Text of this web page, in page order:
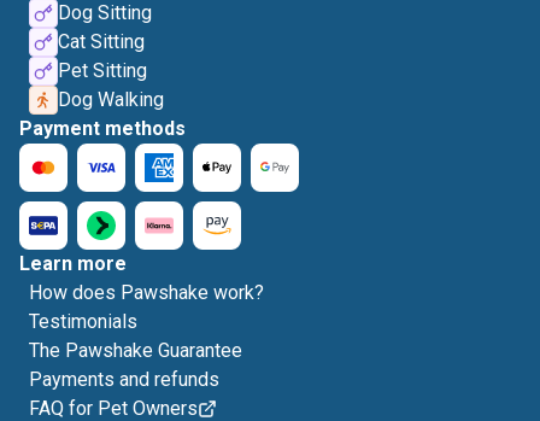
Dog Sitting
Cat Sitting
Pet Sitting
Dog Walking
Payment methods
Learn more
How does Pawshake work?
Testimonials
The Pawshake Guarantee
Payments and refunds
FAQ for Pet Owners